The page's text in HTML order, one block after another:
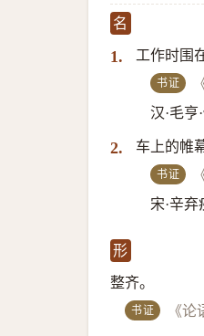
名
1. 工作时围
书证
汉·毛亨·
2. 车上的帷
书证
宋·辛
形
整齐。
书证 《论